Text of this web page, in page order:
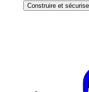
Construire et